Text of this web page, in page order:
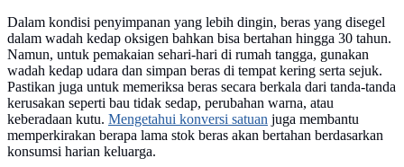
Dalam kondisi penyimpanan yang lebih dingin, beras yang disegel
dalam wadah kedap oksigen bahkan bisa bertahan hingga 30 tahun.
Namun, untuk pemakaian sehari-hari di rumah tangga, gunakan
wadah kedap udara dan simpan beras di tempat kering serta sejuk.
Pastikan juga untuk memeriksa beras secara berkala dari tanda-tanda
kerusakan seperti bau tidak sedap, perubahan warna, atau
keberadaan kutu. Mengetahui konversi satuan juga membantu
memperkirakan berapa lama stok beras akan bertahan berdasarkan
konsumsi harian keluarga.